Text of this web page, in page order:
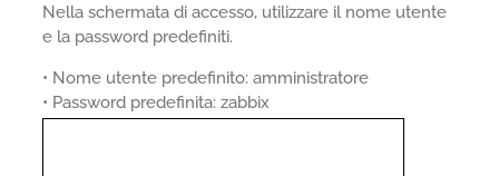
Nella schermata di accesso, utilizzare il nome utente
e la password predefiniti.
• Nome utente predefinito: amministratore
• Password predefinita: zabbix